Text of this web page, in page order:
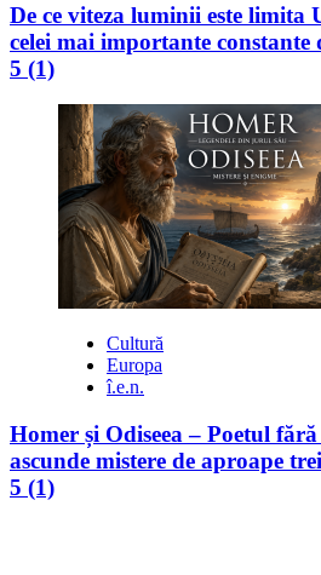
De ce viteza luminii este limita
celei mai importante constante
5 (1)
Cultură
Europa
î.e.n.
Homer și Odiseea – Poetul
ascunde mistere de aproape
5 (1)